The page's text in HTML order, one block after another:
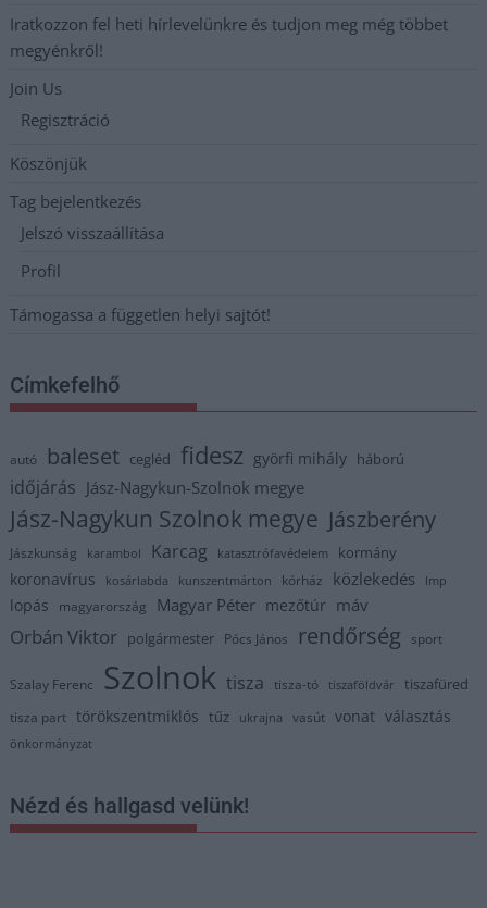
Iratkozzon fel heti hírlevelünkre és tudjon meg még többet
megyénkről!
Join Us
Regisztráció
Köszönjük
Tag bejelentkezés
Jelszó visszaállítása
Profil
Támogassa a független helyi sajtót!
Címkefelhő
autó baleset cegléd fidesz györfi mihály háború
időjárás Jász-Nagykun-Szolnok megye
Jász-Nagykun Szolnok megye Jászberény
Jászkunság karambol Karcag katasztrófavédelem kormány
koronavírus kosárlabda kunszentmárton kórház közlekedés lmp
lopás magyarország Magyar Péter mezőtúr máv
Orbán Viktor polgármester Pócs János rendőrség sport
Szalay Ferenc Szolnok tisza tisza-tó tiszaföldvár tiszafüred
tisza part törökszentmiklós tűz ukrajna vasút vonat választás
önkormányzat
Nézd és hallgasd velünk!